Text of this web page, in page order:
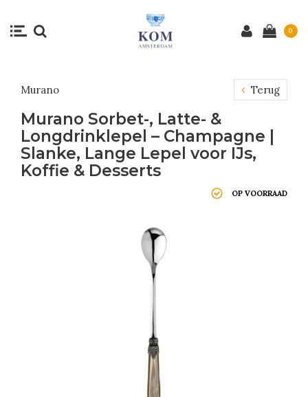
0
Murano Terug
Murano Sorbet-, Latte- &
Longdrinklepel – Champagne |
Slanke, Lange Lepel voor IJs,
Koffie & Desserts
OP VOORRAAD